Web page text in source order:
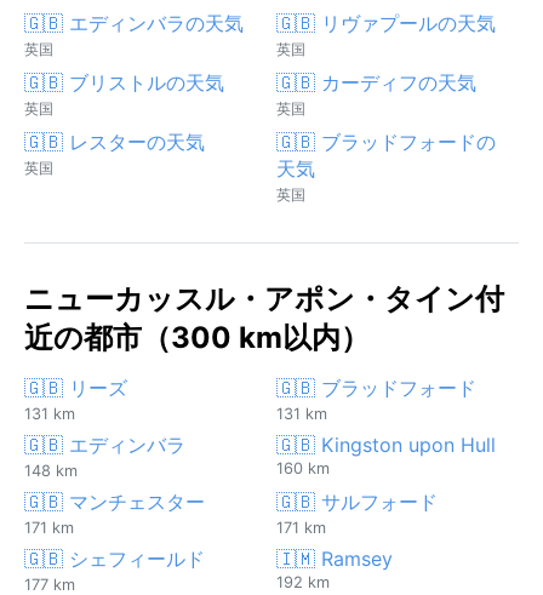
🇬🇧 エディンバラの天気
英国
🇬🇧 リヴァプールの天気
英国
🇬🇧 ブリストルの天気
英国
🇬🇧 カーディフの天気
英国
🇬🇧 レスターの天気
英国
🇬🇧 ブラッドフォードの
天気
英国
ニューカッスル・アポン・タイン付
近の都市（300 km以内）
🇬🇧 リーズ
131 km
🇬🇧 ブラッドフォード
131 km
🇬🇧 エディンバラ
148 km
🇬🇧 Kingston upon Hull
160 km
🇬🇧 マンチェスター
171 km
🇬🇧 サルフォード
171 km
🇬🇧 シェフィールド
177 km
🇮🇲 Ramsey
192 km